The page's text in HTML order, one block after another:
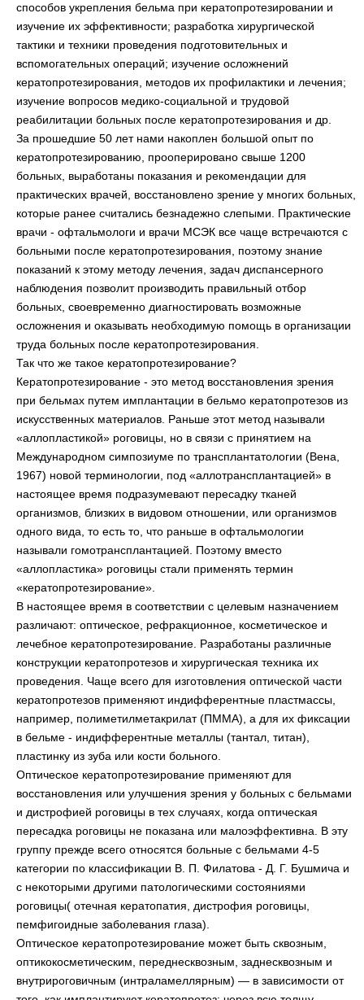
способов укрепления бельма при кератопротезировании и
изучение их эффективности; разработка хирургической
тактики и техники проведения подготовительных и
вспомогательных операций; изучение осложнений
кератопротезирования, методов их профилактики и лечения;
изучение вопросов медико-социальной и трудовой
реабилитации больных после кератопротезирования и др.
За прошедшие 50 лет нами накоплен большой опыт по
кератопротезированию, прооперировано свыше 1200
больных, выработаны показания и рекомендации для
практических врачей, восстановлено зрение у многих больных,
которые ранее считались безнадежно слепыми. Практические
врачи - офтальмологи и врачи МСЭК все чаще встречаются с
больными после кератопротезирования, поэтому знание
показаний к этому методу лечения, задач диспансерного
наблюдения позволит производить правильный отбор
больных, своевременно диагностировать возможные
осложнения и оказывать необходимую помощь в организации
труда больных после кератопротезирования.
Так что же такое кератопротезирование?
Кератопротезирование - это метод восстановления зрения
при бельмах путем имплантации в бельмо кератопротезов из
искусственных материалов. Раньше этот метод называли
«аллопластикой» роговицы, но в связи с принятием на
Международном симпозиуме по трансплантатологии (Вена,
1967) новой терминологии, под «аллотрансплантацией» в
настоящее время подразумевают пересадку тканей
организмов, близких в видовом отношении, или организмов
одного вида, то есть то, что раньше в офтальмологии
называли гомотрансплантацией. Поэтому вместо
«аллопластика» роговицы стали применять термин
«кератопротезирование».
В настоящее время в соответствии с целевым назначением
различают: оптическое, рефракционное, косметическое и
лечебное кератопротезирование. Разработаны различные
конструкции кератопротезов и хирургическая техника их
проведения. Чаще всего для изготовления оптической части
кератопротезов применяют индифферентные пластмассы,
например, полиметилметакрилат (ПММА), а для их фиксации
в бельме - индифферентные металлы (тантал, титан),
пластинку из зуба или кости больного.
Оптическое кератопротезирование применяют для
восстановления или улучшения зрения у больных с бельмами
и дистрофией роговицы в тех случаях, когда оптическая
пересадка роговицы не показана или малоэффективна. В эту
группу прежде всего относятся больные с бельмами 4-5
категории по классификации В. П. Филатова - Д. Г. Бушмича и
с некоторыми другими патологическими состояниями
роговицы( отечная кератопатия, дистрофия роговицы,
пемфигоидные заболевания глаза).
Оптическое кератопротезирование может быть сквозным,
оптикокосметическим, переднесквозным, заднесквозным и
внутрироговичным (интраламеллярным) — в зависимости от